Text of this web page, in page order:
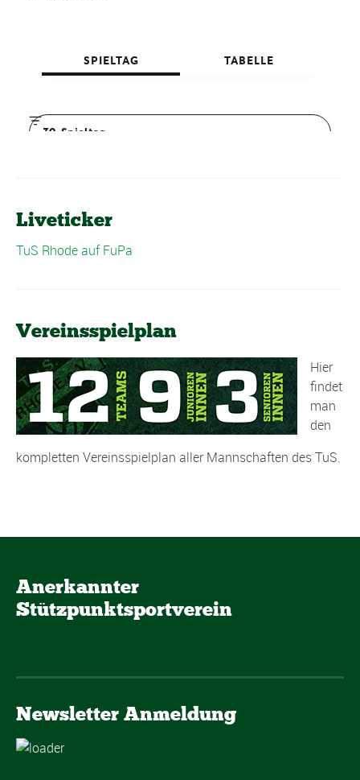
Liveticker
TuS Rhode auf FuPa
Vereinsspielplan
Hier
findet
man
den
kompletten Vereinsspielplan aller Mannschaften des TuS.
Anerkannter
Stützpunktsportverein
Newsletter Anmeldung